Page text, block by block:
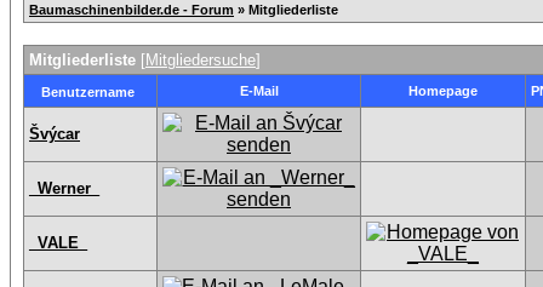
Baumaschinenbilder.de - Forum » Mitgliederliste
Mitgliederliste [Mitgliedersuche]
Benutzername E-Mail Homepage
Švýcar
_Werner_
_VALE_